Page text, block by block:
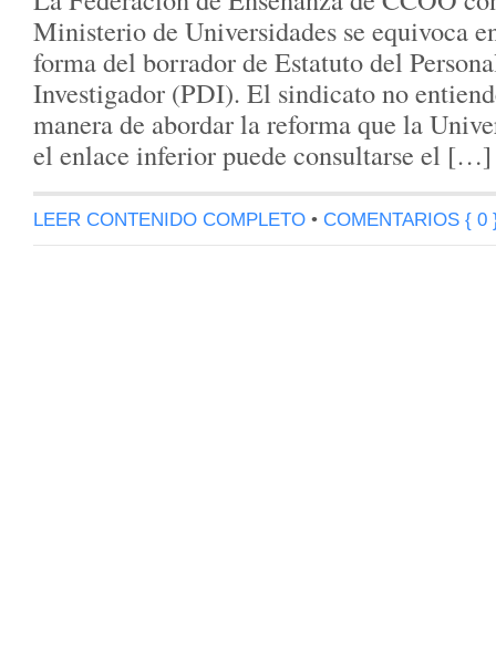
Ministerio de Universidades se equivoca
forma del borrador de Estatuto del
Investigador (PDI). El sindicato no
manera de abordar la reforma que la
el enlace inferior puede consultarse el […]
LEER CONTENIDO COMPLETO • COMENTARIOS { 0